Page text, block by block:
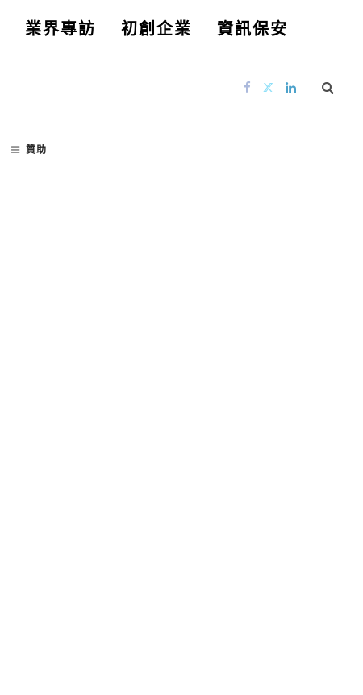
業界專訪 初創企業 資訊保安
贊助